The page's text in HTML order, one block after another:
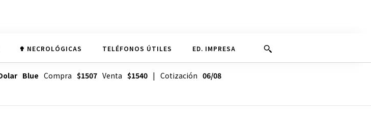
✟ NECROLÓGICAS TELÉFONOS ÚTILES ED. IMPRESA
Blue Compra $1507Venta $1540| Cotización 06/08